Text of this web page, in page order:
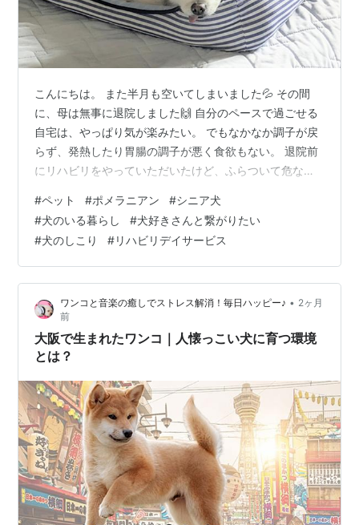
こんにちは。 また半月も空いてしまいました💦 その間
に、母は無事に退院しました🙌 自分のペースで過ごせる
自宅は、やっぱり気が楽みたい。 でもなかなか調子が戻
らず、発熱したり胃腸の調子が悪く食欲もない。 退院前
にリハビリをやっていただいたけど、ふらついて危なっ
自分でやらなきゃいけない事も多くて疲れるみたい💧
「無いものねだりよね…」とつぶやく母😓 3時間×週2回
のリハビリデイサービスは、気分転換にもなりそうなの
で無理のない範囲で継続中。 定期的に予定があるのも、
生活のリズムが出来ていいのかな？とも。 でも母の話に
よると、利用者さん同士でも色々あ…
#ペット #ポメラニアン #シニア犬
#犬のいる暮らし #犬好きさんと繋がりたい
#犬のしこり #リハビリデイサービス
ワンコと音楽の癒しでストレス解消！毎日ハッピー♪ • 2ヶ月
前
大阪で生まれたワンコ｜人懐っこい犬に育つ環境
とは？